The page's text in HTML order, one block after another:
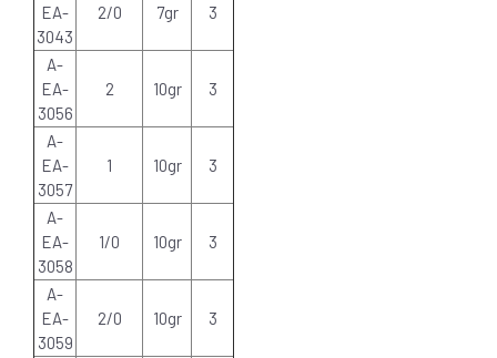
EA-
3043
2/0 7gr 3
A-
EA-
3056
2 10gr 3
A-
EA-
3057
1 10gr 3
A-
EA-
3058
1/0 10gr 3
A-
EA-
3059
2/0 10gr 3